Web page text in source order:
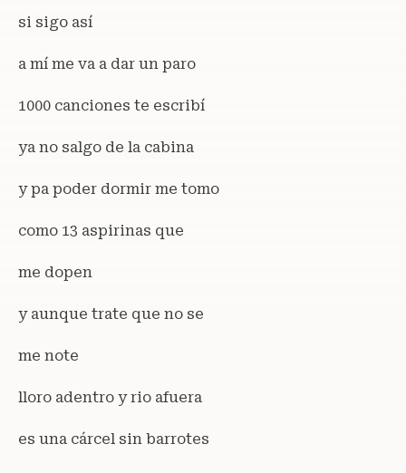
si sigo así
a mí me va a dar un paro
1000 canciones te escribí
ya no salgo de la cabina
y pa poder dormir me tomo
como 13 aspirinas que
me dopen
y aunque trate que no se
me note
lloro adentro y rio afuera
es una cárcel sin barrotes